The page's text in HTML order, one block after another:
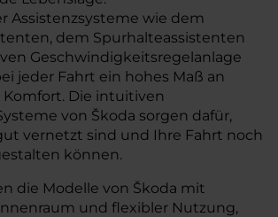
Assistenzsysteme wie dem
dem Spurhalteassistenten
Geschwindigkeitsregelanlage
jeder Fahrt ein hohes Maß an
Die intuitiven
von Škoda sorgen dafür,
vernetzt sind und Ihre Fahrt noch
können.
die Modelle von Škoda mit
und flexibler Nutzung,